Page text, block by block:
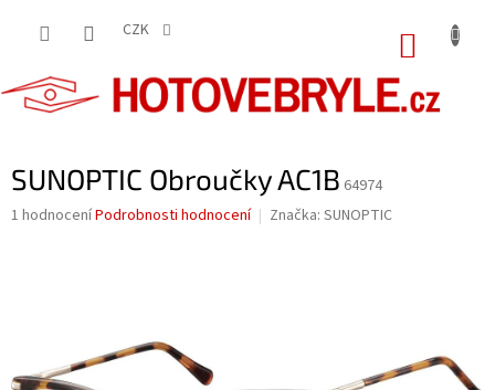
CZK
SUNOPTIC Obroučky AC1B 64974
Průměrné
hvězdiček.
1 hodnoceníPodrobnosti hodnocení Značka: SUNOPTIC